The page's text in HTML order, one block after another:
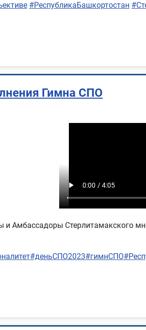
#РеспубликаБашкортостан
Гимна СПО
и Амбассадоры Стерлитамакского
#деньСПО2023#гимнСПО